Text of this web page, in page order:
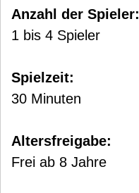
Anzahl der Spieler:
1 bis 4 Spieler
Spielzeit:
30 Minuten
Altersfreigabe:
Frei ab 8 Jahre